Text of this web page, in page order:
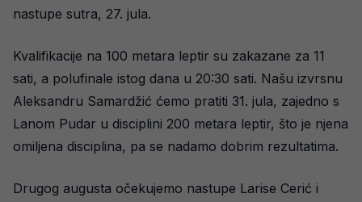
nastupe sutra, 27. jula.
Kvalifikacije na 100 metara leptir su zakazane za 11
sati, a polufinale istog dana u 20:30 sati. Našu izvrsnu
Aleksandru Samardžić ćemo pratiti 31. jula, zajedno s
Lanom Pudar u disciplini 200 metara leptir, što je njena
omiljena disciplina, pa se nadamo dobrim rezultatima.
Drugog augusta očekujemo nastupe Larise Cerić i